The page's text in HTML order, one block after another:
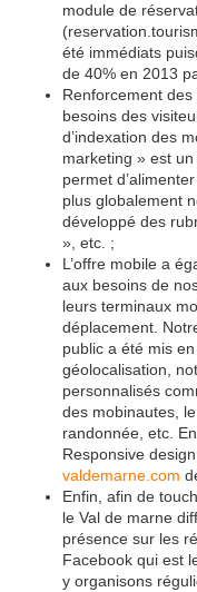
module de
été immédiats
de 40% en 2013
Renforcement
besoins des
d’indexation des
marketing » est
permet
plus globalement
développé des
», etc. ;
L’offre mobile a
aux besoins de
leurs terminaux
déplacement.
public a été mis
géolocalisation,
personnalisés
des mobinautes,
randonnée, etc.
Responsive
valdemarne.com
Enfin, afin de
le Val de marne
présence sur les
Facebook qui est
y organisons